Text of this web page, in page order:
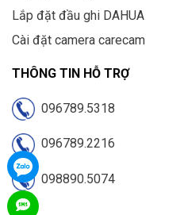
Lắp đặt đầu ghi DAHUA
Cài đặt camera carecam
THÔNG TIN HỖ TRỢ
096789.5318
096789.2216
098890.5074